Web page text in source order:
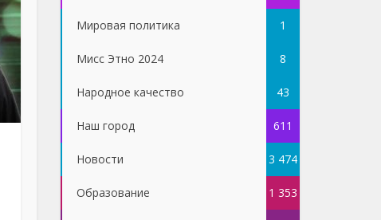
Мировая политика 1
Мисс Этно 2024 8
Народное качество 43
Наш город 611
Новости 3 474
Образование 1 353